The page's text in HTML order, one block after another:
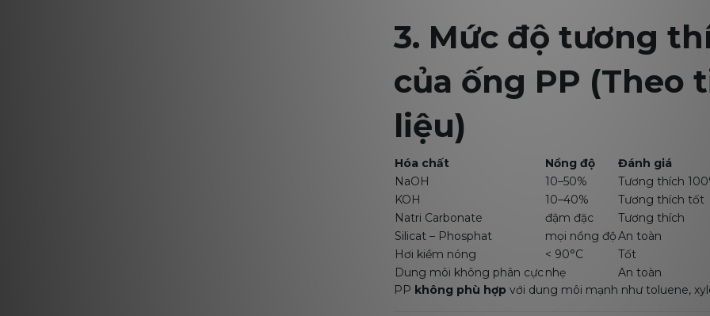
3. Mức độ tương
của ống PP (Theo
liệu)
Hóa chất Nồng độ
Đánh giá
NaOH
10–50%
Tương thích
KOH
10–40%
Tương thích tốt
Natri Carbonate
đậm đặc
Tương thích
Silicat – Phosphat
mọi nồng độAn toàn
Hơi kiềm nóng
< 90°C
Tốt
Dung môi không phân cựcnhẹ
An toàn
PP không phù hợp với dung môi mạnh như toluene,